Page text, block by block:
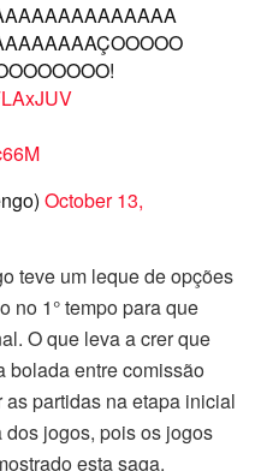
October 13,
teve um leque de opções
no 1° tempo para que
O que leva a crer que
bolada entre comissão
partidas na etapa inicial
jogos, pois os jogos
esta saga.